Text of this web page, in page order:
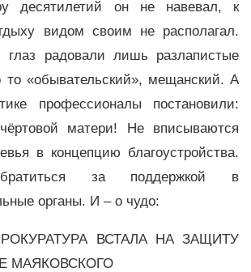
десятилетий он не навевал, к
видом своим не располагал.
глаз радовали лишь разлапистые
«обывательский», мещанский. А
профессионалы постановили:
матери! Не вписываются
в концепцию благоустройства.
за поддержкой в
органы. И – о чудо:
ВСТАЛА НА ЗАЩИТУ
МАЯКОВСКОГО